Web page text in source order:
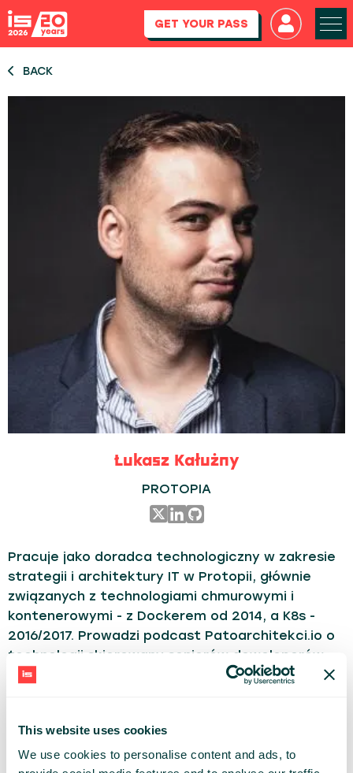
This website uses cookies
We use cookies to personalise content and ads, to
GET YOUR PASS
BACK
Łukasz Kałużny
PROTOPIA
Pracuje jako doradca technologiczny w zakresie
strategii i architektury IT w Protopii, głównie
związanych z technologiami chmurowymi i
kontenerowymi - z Dockerem od 2014, a K8s -
2016/2017. Prowadzi podcast Patoarchitekci.io o
technologii skierowany seniorów deweloperów,
architektów IT. Od 2012 roku wyróżniany
DEV CLOUD&DEVOPS